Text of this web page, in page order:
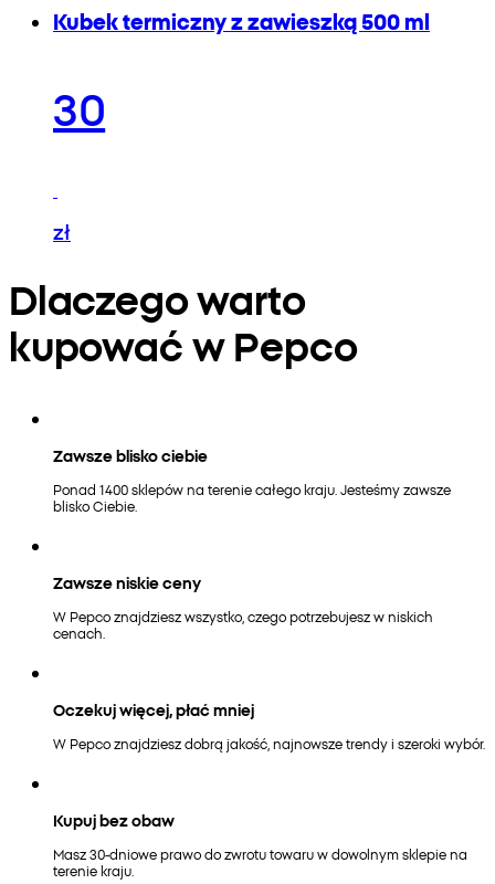
Kubek termiczny z zawieszką 500 ml
30
zł
Dlaczego warto
kupować w Pepco
Zawsze blisko ciebie
Ponad 1400 sklepów na terenie całego kraju. Jesteśmy zawsze
blisko Ciebie.
Zawsze niskie ceny
W Pepco znajdziesz wszystko, czego potrzebujesz w niskich
cenach.
Oczekuj więcej, płać mniej
W Pepco znajdziesz dobrą jakość, najnowsze trendy i szeroki wybór.
Kupuj bez obaw
Masz 30-dniowe prawo do zwrotu towaru w dowolnym sklepie na
terenie kraju.